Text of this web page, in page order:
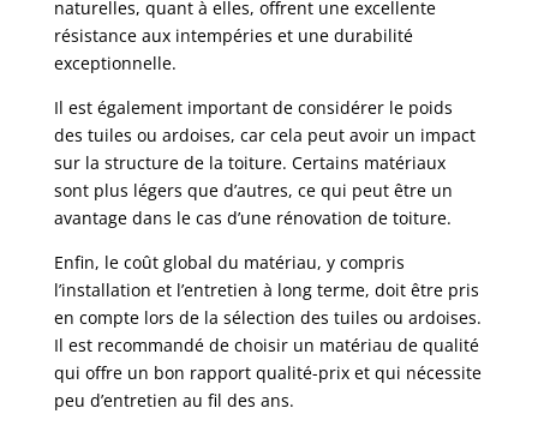
naturelles, quant à elles, offrent une excellente
résistance aux intempéries et une durabilité
exceptionnelle.
Il est également important de considérer le poids
des tuiles ou ardoises, car cela peut avoir un impact
sur la structure de la toiture. Certains matériaux
sont plus légers que d’autres, ce qui peut être un
avantage dans le cas d’une rénovation de toiture.
Enfin, le coût global du matériau, y compris
l’installation et l’entretien à long terme, doit être pris
en compte lors de la sélection des tuiles ou ardoises.
Il est recommandé de choisir un matériau de qualité
qui offre un bon rapport qualité-prix et qui nécessite
peu d’entretien au fil des ans.